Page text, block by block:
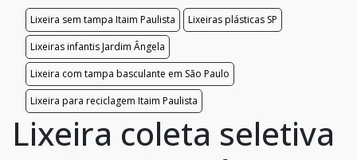
Lixeira sem tampa Itaim Paulista
Lixeiras plásticas SP
Lixeiras infantis Jardim Ângela
Lixeira com tampa basculante em São Paulo
Lixeira para reciclagem Itaim Paulista
Lixeira coleta seletiva